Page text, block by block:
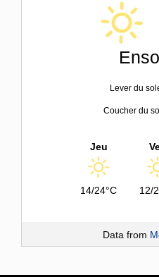
Lever du
Coucher du
Jeu
14/24°C 12/
Data from